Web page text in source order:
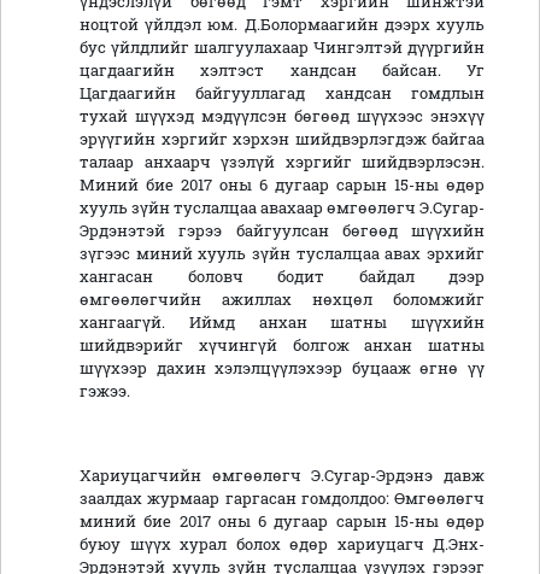
ноцтой үйлдэл юм. Д.Болормаагийн дээрх хууль
бус үйлдлийг шалгуулахаар Чингэлтэй дүүргийн
цагдаагийн хэлтэст хандсан байсан. Уг
Цагдаагийн байгууллагад хандсан гомдлын
тухай шүүхэд мэдүүлсэн бөгөөд шүүхээс энэхүү
эрүүгийн хэргийг хэрхэн шийдвэрлэгдэж байгаа
талаар анхаарч үзэлүй хэргийг шийдвэрлэсэн.
Миний бие 2017 оны 6 дугаар сарын 15-ны өдөр
хууль зүйн туслалцаа авахаар өмгөөлөгч Э.Сугар-
Эрдэнэтэй гэрээ байгуулсан бөгөөд шүүхийн
зүгээс миний хууль зүйн туслалцаа авах эрхийг
хангасан боловч бодит байдал дээр
өмгөөлөгчийн ажиллах нөхцөл боломжийг
хангаагүй. Иймд анхан шатны шүүхийн
шийдвэрийг хүчингүй болгож анхан шатны
шүүхээр дахин хэлэлцүүлэхээр буцааж өгнө үү
гэжээ.
Хариуцагчийн өмгөөлөгч Э.Сугар-Эрдэнэ давж
заалдах журмаар гаргасан гомдолдоо: Өмгөөлөгч
миний бие 2017 оны 6 дугаар сарын 15-ны өдөр
буюу шүүх хурал болох өдөр хариуцагч Д.Энх-
Эрдэнэтэй хууль зүйн туслалцаа үзүүлэх гэрээг